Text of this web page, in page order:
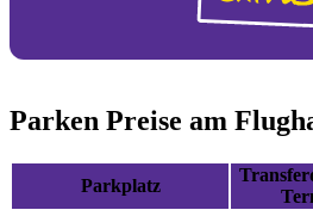
Parken Preise am
Parkplatz